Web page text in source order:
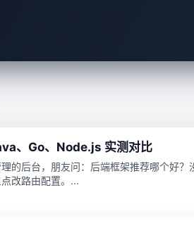
、Go、Node.js 实测对比
的后台，朋友问：后端框架推荐哪个
改路由配置。...